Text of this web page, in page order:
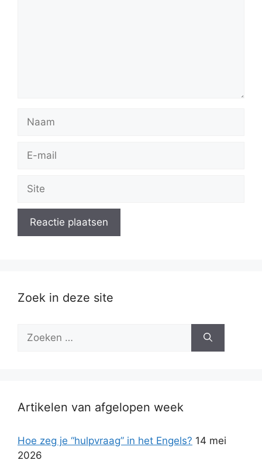
Naam
Site
Zoek in deze site
Zoek
Artikelen van afgelopen week
Hoe zeg je “hulpvraag” in het Engels? 14 mei
2026